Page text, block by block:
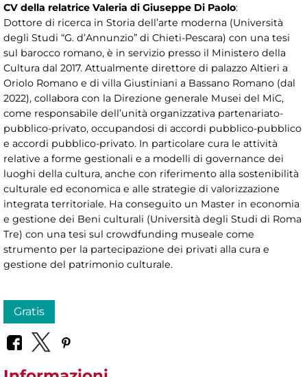
CV della relatrice Valeria di Giuseppe Di Paolo:
Dottore di ricerca in Storia dell’arte moderna (Università
degli Studi “G. d’Annunzio” di Chieti-Pescara) con una tesi
sul barocco romano, è in servizio presso il Ministero della
Cultura dal 2017. Attualmente direttore di palazzo Altieri a
Oriolo Romano e di villa Giustiniani a Bassano Romano (dal
2022), collabora con la Direzione generale Musei del MiC,
come responsabile dell’unità organizzativa partenariato-
pubblico-privato, occupandosi di accordi pubblico-pubblico
e accordi pubblico-privato. In particolare cura le attività
relative a forme gestionali e a modelli di governance dei
luoghi della cultura, anche con riferimento alla sostenibilità
culturale ed economica e alle strategie di valorizzazione
integrata territoriale. Ha conseguito un Master in economia
e gestione dei Beni culturali (Università degli Studi di Roma
Tre) con una tesi sul crowdfunding museale come
strumento per la partecipazione dei privati alla cura e
gestione del patrimonio culturale.
Gratis